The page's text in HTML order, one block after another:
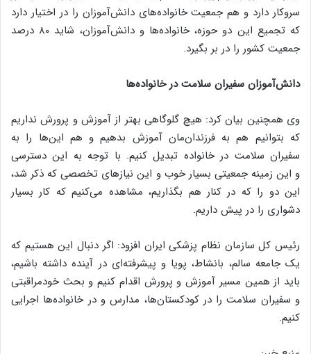
سروکار دارد و هم جمعیت خانواده‌های دانش‌آموزان را در اختیار دارد
که تجمیع این دو حوزه، خانواده‌ها و دانش‌آموزان، شاید ۸۰ درصد
جمعیت کشور را در بر بگیرد.
دانش‌آموزان سفیران سلامت در خانواده‌ها
وی همچنین بیان کرد: هیچ گلوگاهی بهتر از آموزش و پرورش نداریم
که بتوانیم هم به فرزندان‌مان آموزش بدهیم و هم این‌ها را به
سفیران سلامت در خانواده تبدیل کنیم. با توجه به این دسترسی
و این زمینه جمعیتی بسیار خوب و این نیازهای تخصصی که ذکر شد،
این دو را که در کنار هم بگذاریم، مشاهده می‌کنیم که کار بسیار
دشواری را در پیش داریم.
رئیس کل سازمان نظام پزشکی ایران افزود: اگر دنبال این هستیم که
یک جامعه سالم، با‌نشاط، پویا و پیشرفته‌ای در آینده داشته باشیم،
باید از همین مسیر آموزش و پرورش اقدام کنیم و بحث خود‌مراقبتی
و سفیران سلامت را در کودکستان‌ها، مدارس و در خانواده‌ها‌ اجرایی
کنیم.